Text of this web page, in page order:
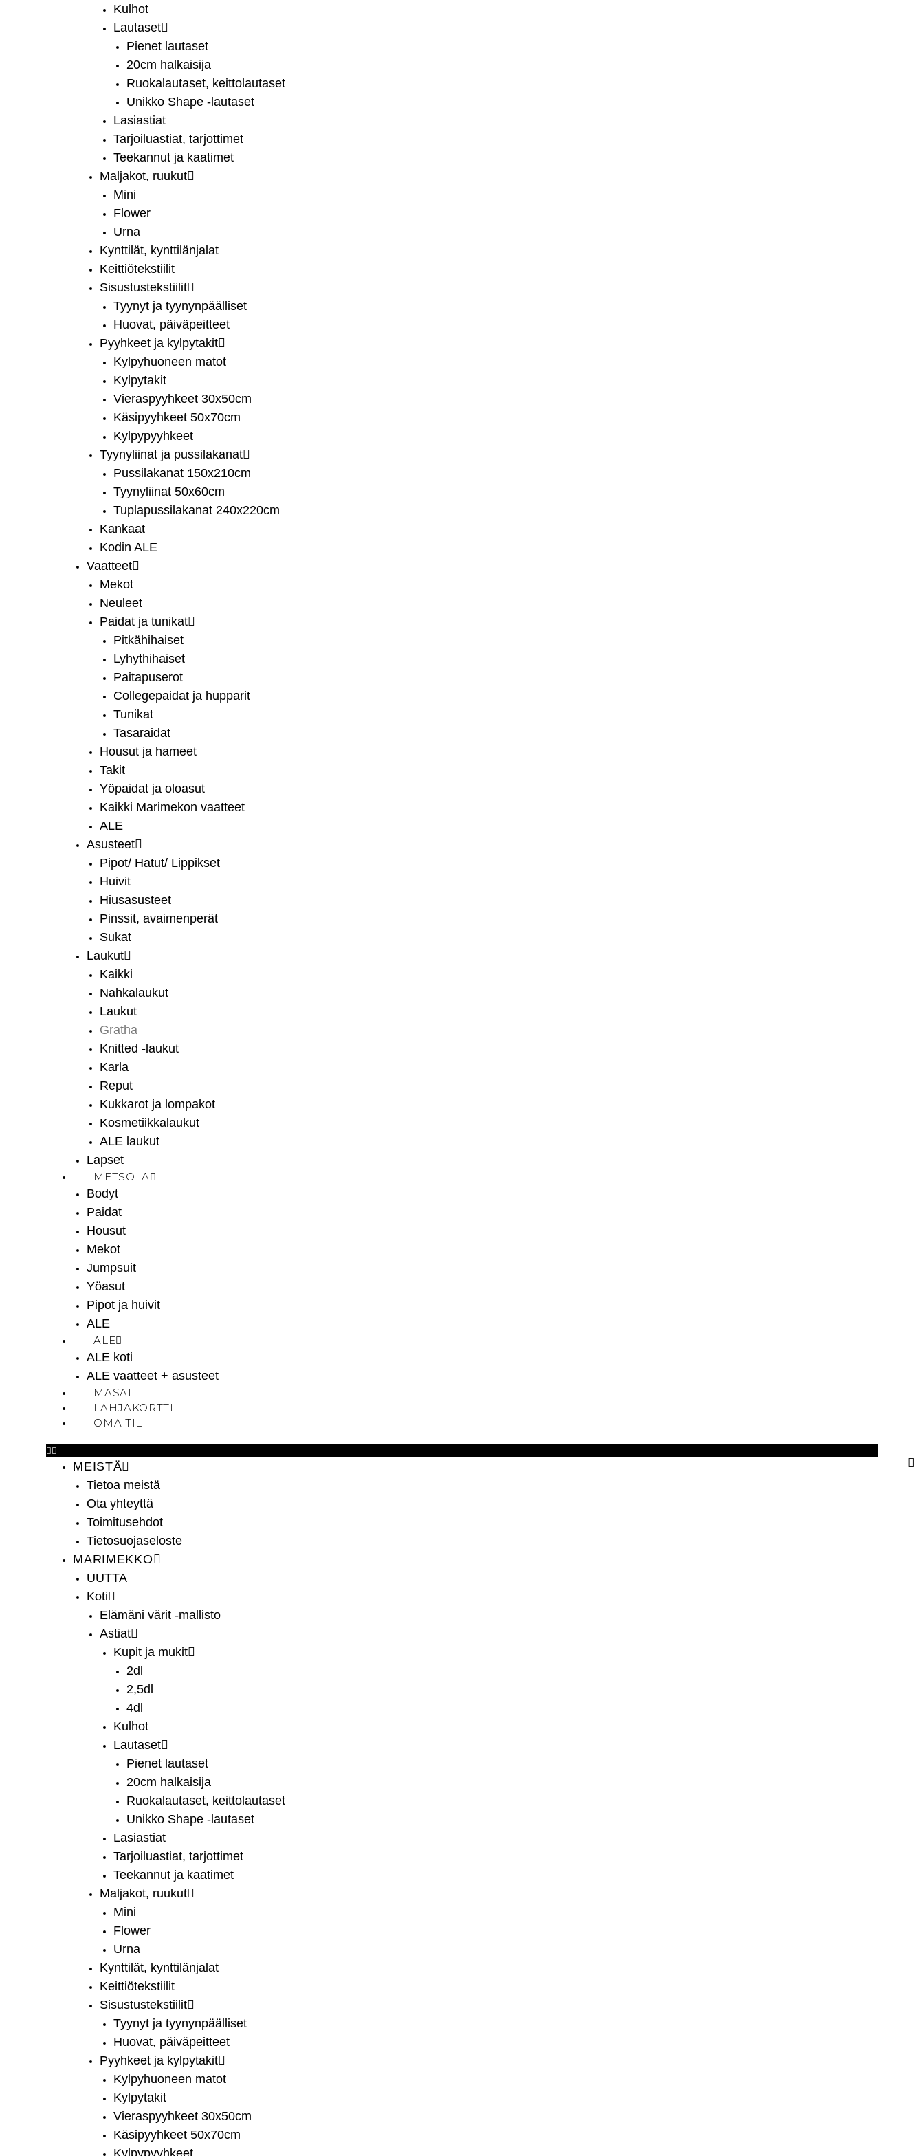
Kulhot
Lautaset
Pienet lautaset
20cm halkaisija
Ruokalautaset, keittolautaset
Unikko Shape -lautaset
Lasiastiat
Tarjoiluastiat, tarjottimet
Teekannut ja kaatimet
Maljakot, ruukut
Mini
Flower
Urna
Kynttilät, kynttilänjalat
Keittiötekstiilit
Sisustustekstiilit
Tyynyt ja tyynynpäälliset
Huovat, päiväpeitteet
Pyyhkeet ja kylpytakit
Kylpyhuoneen matot
Kylpytakit
Vieraspyyhkeet 30x50cm
Käsipyyhkeet 50x70cm
Kylpypyyhkeet
Tyynyliinat ja pussilakanat
Pussilakanat 150x210cm
Tyynyliinat 50x60cm
Tuplapussilakanat 240x220cm
Kankaat
Kodin ALE
Vaatteet
Mekot
Neuleet
Paidat ja tunikat
Pitkähihaiset
Lyhythihaiset
Paitapuserot
Collegepaidat ja hupparit
Tunikat
Tasaraidat
Housut ja hameet
Takit
Yöpaidat ja oloasut
Kaikki Marimekon vaatteet
ALE
Asusteet
Pipot/ Hatut/ Lippikset
Huivit
Hiusasusteet
Pinssit, avaimenperät
Sukat
Laukut
Kaikki
Nahkalaukut
Laukut
Gratha
Knitted -laukut
Karla
Reput
Kukkarot ja lompakot
Kosmetiikkalaukut
ALE laukut
Lapset
METSOLA
Bodyt
Paidat
Housut
Mekot
Jumpsuit
Yöasut
Pipot ja huivit
ALE
ALE
ALE koti
ALE vaatteet + asusteet
MASAI
LAHJAKORTTI
OMA TILI
MEISTÄ
Tietoa meistä
Ota yhteyttä
Toimitusehdot
Tietosuojaseloste
MARIMEKKO
UUTTA
Koti
Elämäni värit -mallisto
Astiat
Kupit ja mukit
2dl
2,5dl
4dl
Kulhot
Lautaset
Pienet lautaset
20cm halkaisija
Ruokalautaset, keittolautaset
Unikko Shape -lautaset
Lasiastiat
Tarjoiluastiat, tarjottimet
Teekannut ja kaatimet
Maljakot, ruukut
Mini
Flower
Urna
Kynttilät, kynttilänjalat
Keittiötekstiilit
Sisustustekstiilit
Tyynyt ja tyynynpäälliset
Huovat, päiväpeitteet
Pyyhkeet ja kylpytakit
Kylpyhuoneen matot
Kylpytakit
Vieraspyyhkeet 30x50cm
Käsipyyhkeet 50x70cm
Kylpypyyhkeet